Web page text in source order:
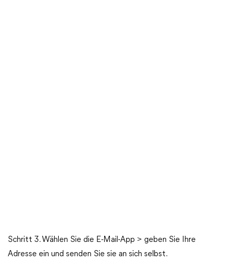
Schritt 3. Wählen Sie die E-Mail-App > geben Sie Ihre
Adresse ein und senden Sie sie an sich selbst.